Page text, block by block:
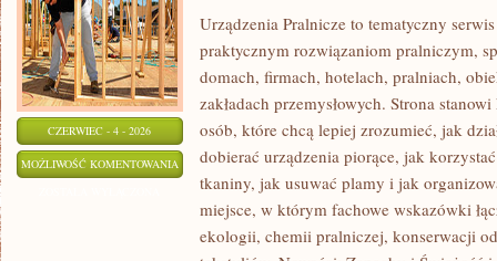
CZERWIEC - 4 - 2026
MOŻLIWOŚĆ KOMENTOWANIA PRALKI
SUSZARKI
Urządzenia Pralnicze to tematyczny
praktycznym rozwiązaniom pralniczym,
domach, firmach, hotelach, pralniach,
zakładach przemysłowych. Strona
osób, które chcą lepiej zrozumieć, jak
dobierać urządzenia piorące, jak
tkaniny, jak usuwać plamy i jak
miejsce, w którym fachowe wskazówki
ekologii, chemii pralniczej, konserwacji